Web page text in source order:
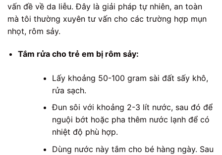
vấn đề về da liễu. Đây là giải pháp tự nhiên, an toàn
mà tôi thường xuyên tư vấn cho các trường hợp mụn
nhọt, rôm sảy.
Tắm rửa cho trẻ em bị rôm sảy:
Lấy khoảng 50-100 gram sài đất sấy khô,
rửa sạch.
Đun sôi với khoảng 2-3 lít nước, sau đó để
nguội bớt hoặc pha thêm nước lạnh để có
nhiệt độ phù hợp.
Dùng nước này tắm cho bé hàng ngày. Sau